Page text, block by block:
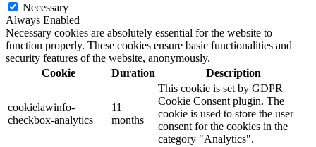
Necessary
Always Enabled
Necessary cookies are absolutely essential for the website to
function properly. These cookies ensure basic functionalities and
security features of the website, anonymously.
Cookie
Duration Description
cookielawinfo-
checkbox-analytics
11
months
This cookie is set by GDPR
Cookie Consent plugin. The
cookie is used to store the user
consent for the cookies in the
category "Analytics".